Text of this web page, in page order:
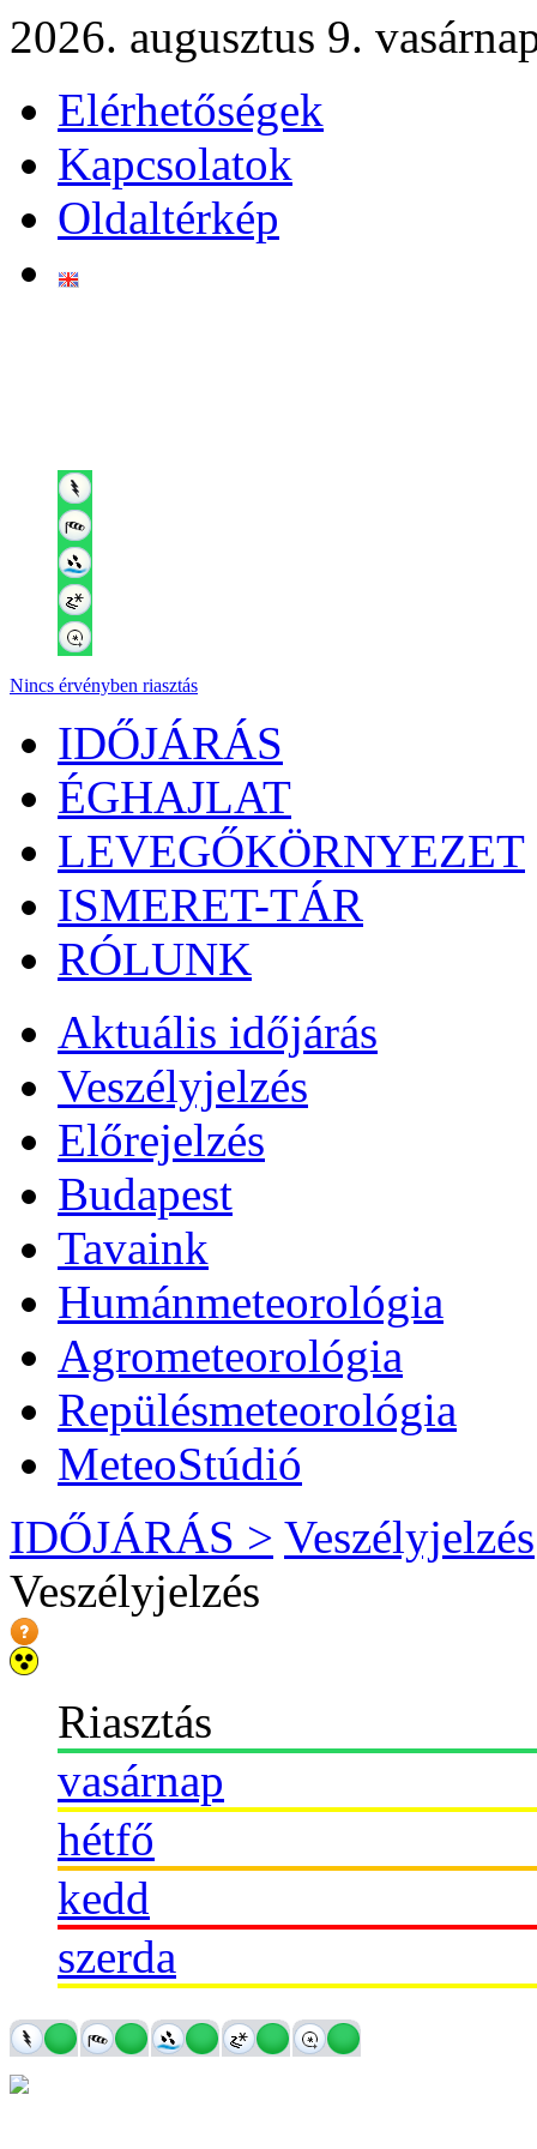
2026. augusztus 9.
Elérhetőségek
Kapcsolatok
Oldaltérkép
Nincs érvényben riasztás
IDŐJÁRÁS
ÉGHAJLAT
LEVEGŐKÖRNYEZET
ISMERET-TÁR
RÓLUNK
Aktuális időjárás
Veszélyjelzés
Előrejelzés
Budapest
Tavaink
Humánmeteorológia
Agrometeorológia
Repülésmeteorológia
MeteoStúdió
IDŐJÁRÁS > Veszélyjelzés
Veszélyjelzés
Riasztás
vasárnap
hétfő
kedd
szerda